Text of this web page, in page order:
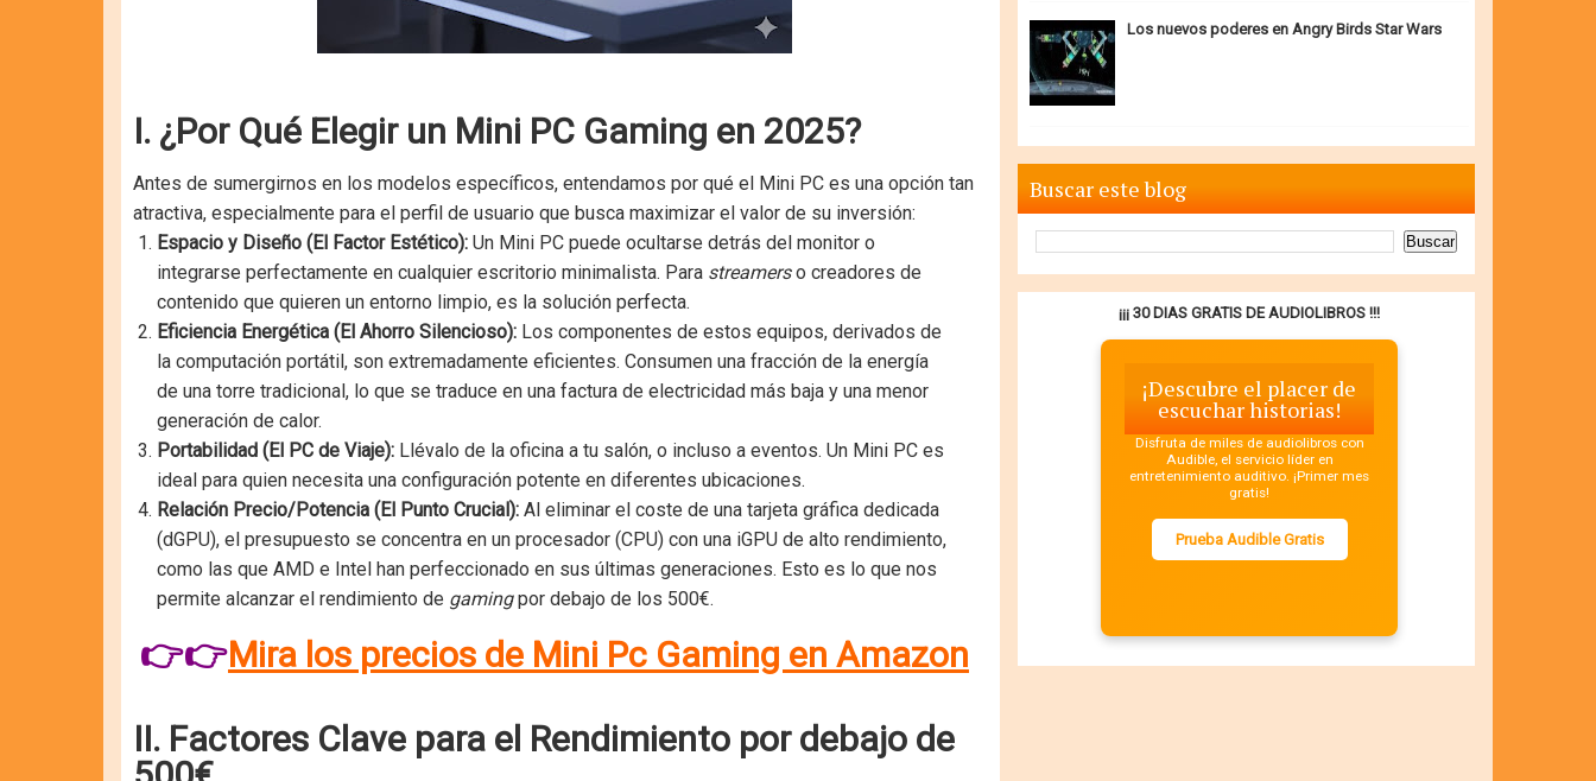
I. ¿Por Qué Elegir un Mini PC Gaming en 2025?
Antes de sumergirnos en los modelos específicos, entendamos por qué el Mini PC es una opción tan
atractiva, especialmente para el perfil de usuario que busca maximizar el valor de su inversión:
Espacio y Diseño (El Factor Estético): Un Mini PC puede ocultarse detrás del monitor o
integrarse perfectamente en cualquier escritorio minimalista. Para streamerso creadores de
contenido que quieren un entorno limpio, es la solución perfecta.
Eficiencia Energética (El Ahorro Silencioso): Los componentes de estos equipos, derivados de
la computación portátil, son extremadamente eficientes. Consumen una fracción de la energía
de una torre tradicional, lo que se traduce en una factura de electricidad más baja y una menor
generación de calor.
Portabilidad (El PC de Viaje): Llévalo de la oficina a tu salón, o incluso a eventos. Un Mini PC es
ideal para quien necesita una configuración potente en diferentes ubicaciones.
Relación Precio/Potencia (El Punto Crucial): Al eliminar el coste de una tarjeta gráfica dedicada
(dGPU), el presupuesto se concentra en un procesador (CPU) con una iGPU de alto rendimiento,
como las que AMD e Intel han perfeccionado en sus últimas generaciones. Esto es lo que nos
permite alcanzar el rendimiento de gamingpor debajo de los 500€.
👉👉Mira los precios de Mini Pc Gaming en Amazon
II. Factores Clave para el Rendimiento por debajo de
Los nuevos poderes en Angry Birds Star Wars
Buscar este blog
¡¡¡ 30 DIAS GRATIS DE AUDIOLIBROS !!!
¡Descubre el placer de
escuchar historias!
Disfruta de miles de audiolibros con
Audible, el servicio líder en
entretenimiento auditivo. ¡Primer mes
gratis!
Prueba Audible Gratis